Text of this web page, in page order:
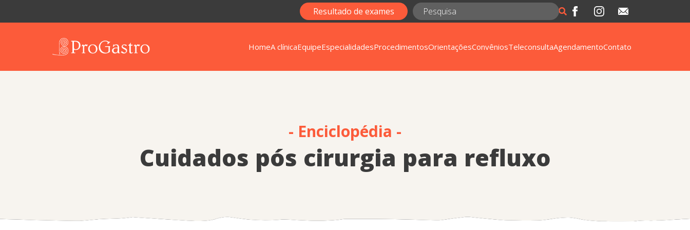
Resultado de exames
HomeA clínicaEquipeEspecialidadesProcedimentosOrientaçõesConvêniosTeleconsultaAgendamentoContato
- Enciclopédia -
Cuidados pós cirurgia para refluxo